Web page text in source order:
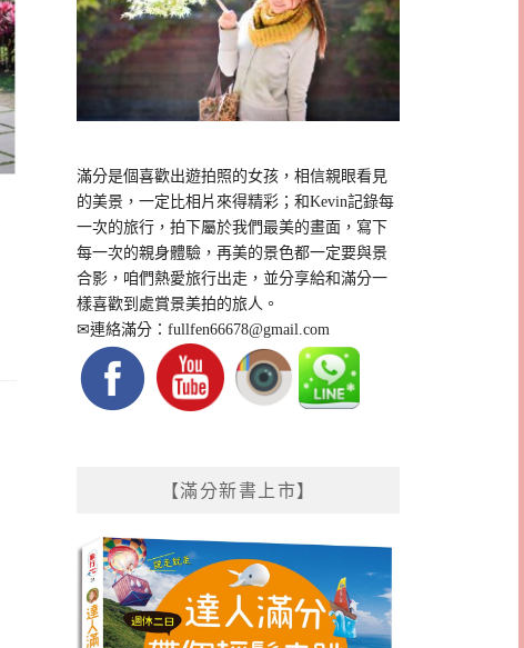
滿分是個喜歡出遊拍照的女孩，相信親眼看見
的美景，一定比相片來得精彩；和Kevin記錄每
一次的旅行，拍下屬於我們最美的畫面，寫下
每一次的親身體驗，再美的景色都一定要與景
合影，咱們熱愛旅行出走，並分享給和滿分一
樣喜歡到處賞景美拍的旅人。
✉連絡滿分：fullfen66678@gmail.com
【滿分新書上市】